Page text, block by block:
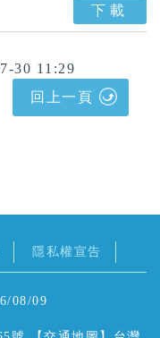
下載
30 11:29
回上一頁
隱私權宣告
08/09